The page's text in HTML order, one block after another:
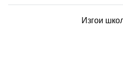
Изгои